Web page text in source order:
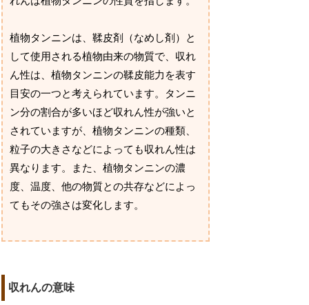
植物タンニンは、鞣皮剤（なめし剤）と
して使用される植物由来の物質で、収れ
ん性は、植物タンニンの鞣皮能力を表す
目安の一つと考えられています。タンニ
ン分の割合が多いほど収れん性が強いと
されていますが、植物タンニンの種類、
粒子の大きさなどによっても収れん性は
異なります。また、植物タンニンの濃
度、温度、他の物質との共存などによっ
てもその強さは変化します。
収れんの意味